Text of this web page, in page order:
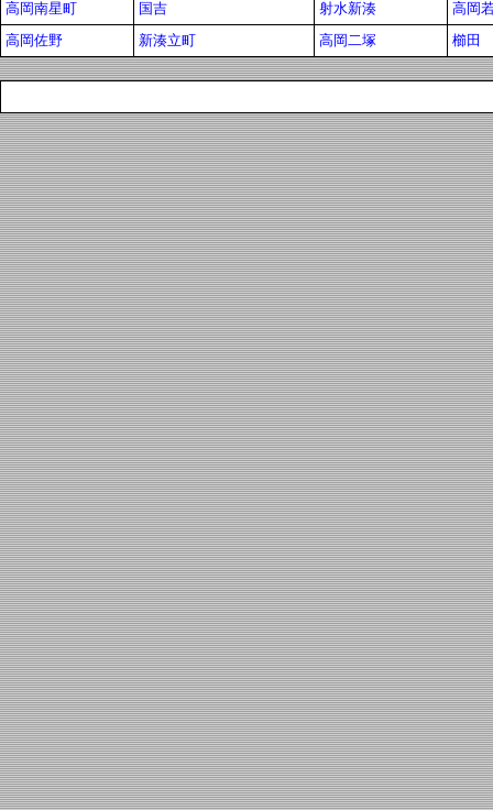
高岡南星町
国吉 射水新湊
高岡
高岡佐野
新湊立町 高岡二塚 櫛田